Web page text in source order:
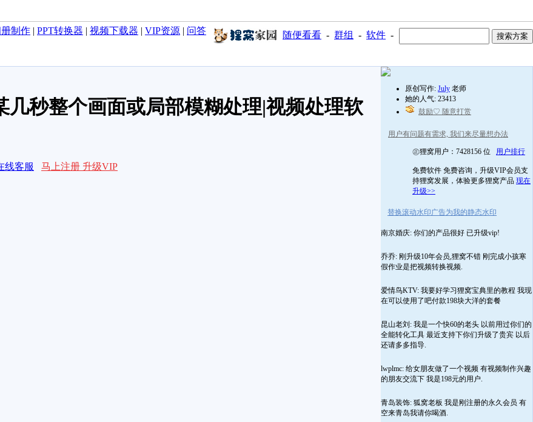
制作 | PPT转换器 | 视频下载器 | VIP资源 | 问答
随便看看 - 群组 - 软件 -
原创写作: July 老师
她的人气: 23413
鼓励♡ 随意打赏
用户有问题有需求, 我们来尽量想办法
㊣狸窝用户：7428156 位 用户排行
免费软件 免费咨询，升级VIP会员支
持狸窝发展，体验更多狸窝产品 现在
升级>>
替换滚动水印广告为我的静态水印
南京婚庆: 你们的产品很好 已升级vip!
乔乔: 刚升级10年会员,狸窝不错 刚完成小孩寒
假作业是把视频转换视频.
爱情鸟KTV: 我要好学习狸窝宝典里的教程 我现
在可以使用了吧付款198块大洋的套餐
昆山老刘: 我是一个快60的老头 以前用过你们的
全能转化工具 最近支持下你们升级了贵宾 以后
还请多多指导.
lwplmc: 给女朋友做了一个视频 有视频制作兴趣
的朋友交流下 我是198元的用户.
青岛装饰: 狐窝老板 我是刚注册的永久会员 有
空来青岛我请你喝酒.
秒整个画面或局部模糊处理|视频处理软
线客服 马上注册 升级VIP